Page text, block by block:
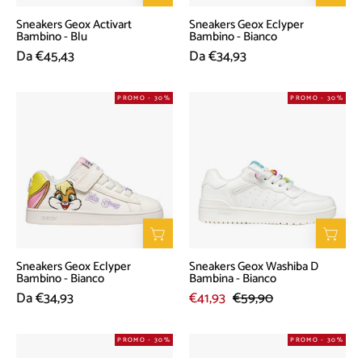
Sneakers Geox Activart
Bambino - Blu
Da €45,43
Sneakers Geox Eclyper
Bambino - Bianco
Da €34,93
Sneakers
Bambino
-
Bianco
PROMO - 30%
Sneakers Geox Eclyper
Bambino - Bianco
Da €34,93
Sneakers
Bambina
-
Bianco
PROMO - 30%
Sneakers Geox Washiba D
Bambina - Bianco
€41,93 €59,90
Sandalo
PROMO - 30%
Sandalo
PROMO - 30%